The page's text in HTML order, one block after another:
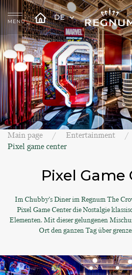
DE
Main page Entertainment
Pixel game center
Pixel Game
Im Chubby’s Diner im Regnum The
Pixel Game Center die Nostalgie
Elementen. Mit dieser gelungenen
Ort den ganzen Tag über